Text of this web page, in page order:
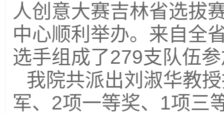
人创意大赛吉林省选拔
中心顺利举办。来自全
选手组成了279支队伍
我院共派出刘淑华教
军、 2项一等奖、 1项三